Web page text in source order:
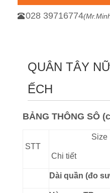
028 39716774
QUÂN TÂY
ẾCH
BẢNG THÔNG SÔ
STT
Size
Chi tiết
Dài quần (đo